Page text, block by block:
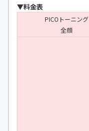
▼料金表
PICOトーニング
全顔